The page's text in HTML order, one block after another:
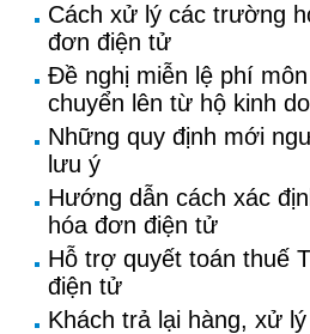
Cách xử lý các trường
đơn điện tử
Đề nghị miễn lệ phí
chuyển lên từ hộ kinh
Những quy định mới
lưu ý
Hướng dẫn cách xác
hóa đơn điện tử
Hỗ trợ quyết toán thuế
điện tử
Khách trả lại hàng, xử